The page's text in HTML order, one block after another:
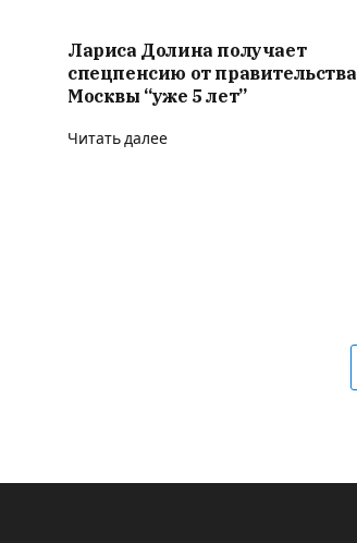
Лариса Долина получает
спецпенсию от правительства
Москвы “уже 5 лет”
Читать далее